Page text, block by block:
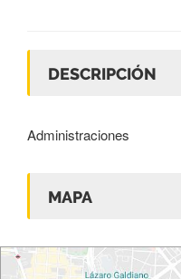
DESCRIPCIÓN
Administraciones
MAPA